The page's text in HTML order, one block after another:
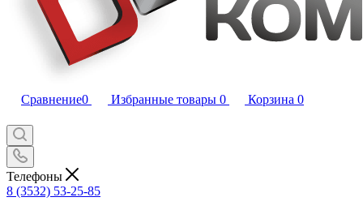
Сравнение0 Избранные товары 0 Корзина 0
Телефоны
8 (3532) 53-25-85